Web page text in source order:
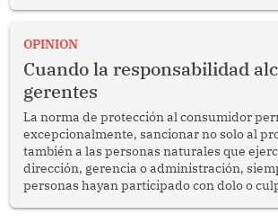
enfrenta desafíos en materia de desarrollo,
OPINION
Cuando la responsabilidad
gerentes
La norma de protección al consumidor
excepcionalmente, sancionar no solo al
también a las personas naturales que
dirección, gerencia o administración,
personas hayan participado con dolo o